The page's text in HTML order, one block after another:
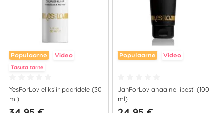
Populaarne Video
Tasuta tarne
YesForLov eliksiir paaridele (30
ml)
Populaarne Video
JahForLov anaalne libesti (100
ml)